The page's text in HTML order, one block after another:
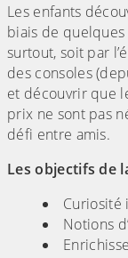
Les enfants
biais de
surtout, soit par
des consoles
et découvrir que
prix ne sont pas
défi entre amis.
Les objectifs de
Curiosité
Notions